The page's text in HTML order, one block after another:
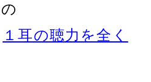
１耳の聴力を全く